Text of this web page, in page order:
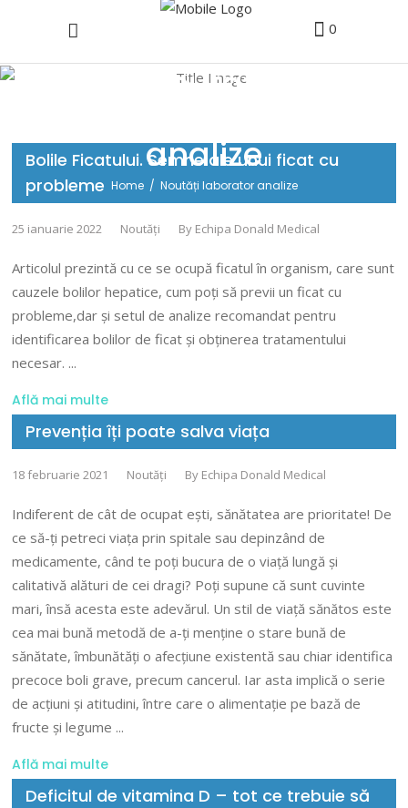
0
Noutăți
analize
Home/ Noutăți laborator analize
Bolile Ficatului. Semne ale unui ficat cu
probleme
25 ianuarie 2022 Noutăți By Echipa Donald Medical
Articolul prezintă cu ce se ocupă ficatul în organism, care sunt
cauzele bolilor hepatice, cum poți să previi un ficat cu
probleme,dar și setul de analize recomandat pentru
identificarea bolilor de ficat și obținerea tratamentului
necesar.
Află mai multe
Prevenția îți poate salva viața
18 februarie 2021 Noutăți By Echipa Donald Medical
Indiferent de cât de ocupat ești, sănătatea are prioritate! De
ce să-ți petreci viața prin spitale sau depinzând de
medicamente, când te poți bucura de o viață lungă și
calitativă alături de cei dragi? Poți supune că sunt cuvinte
mari, însă acesta este adevărul. Un stil de viață sănătos este
cea mai bună metodă de a-ți menține o stare bună de
sănătate, îmbunătăți o afecțiune existentă sau chiar identifica
precoce boli grave, precum cancerul. Iar asta implică o serie
de acțiuni și atitudini, între care o alimentație pe bază de
fructe și legume
Află mai multe
Deficitul de vitamina D – tot ce trebuie să